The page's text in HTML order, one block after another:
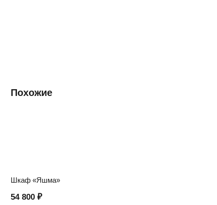
Похожие
Шкаф «Яшма»
54 800₽